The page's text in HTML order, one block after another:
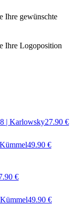
Ihre gewünschte
Ihre Logoposition
8 | Karlowsky27.90 €
Kümmel49.90 €
€
Kümmel49.90 €